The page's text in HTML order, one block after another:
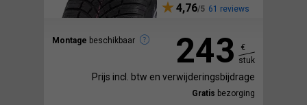
4,76 61 reviews
Montage beschikbaar 243
€
stuk
Prijs incl. btw en verwijderingsbijdrage
Gratis bezorging